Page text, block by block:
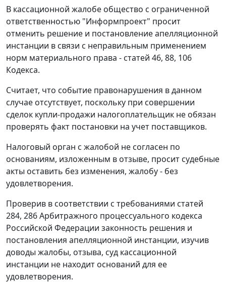
В кассационной жалобе общество с ограниченной
ответственностью "Информпроект" просит
отменить решение и постановление апелляционной
инстанции в связи с неправильным применением
норм материального права - статей 46, 88, 106
Кодекса.
Считает, что событие правонарушения в данном
случае отсутствует, поскольку при совершении
сделок купли-продажи налогоплательщик не обязан
проверять факт постановки на учет поставщиков.
Налоговый орган с жалобой не согласен по
основаниям, изложенным в отзыве, просит судебные
акты оставить без изменения, жалобу - без
удовлетворения.
Проверив в соответствии с требованиями статей
284, 286Арбитражного процессуального кодекса
Российской Федерации законность решения и
постановления апелляционной инстанции, изучив
доводы жалобы, отзыва, суд кассационной
инстанции не находит оснований для ее
удовлетворения.